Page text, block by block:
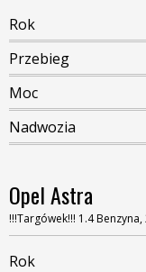
Rok
Przebieg
Moc
Nadwozia
Opel Astra
!!!Targówek!!! 1.4
Rok